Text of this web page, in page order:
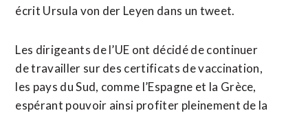
écrit Ursula von der Leyen dans un tweet.
Les dirigeants de l’UE ont décidé de continuer
de travailler sur des certificats de vaccination,
les pays du Sud, comme l’Espagne et la Grèce,
espérant pouvoir ainsi profiter pleinement de la